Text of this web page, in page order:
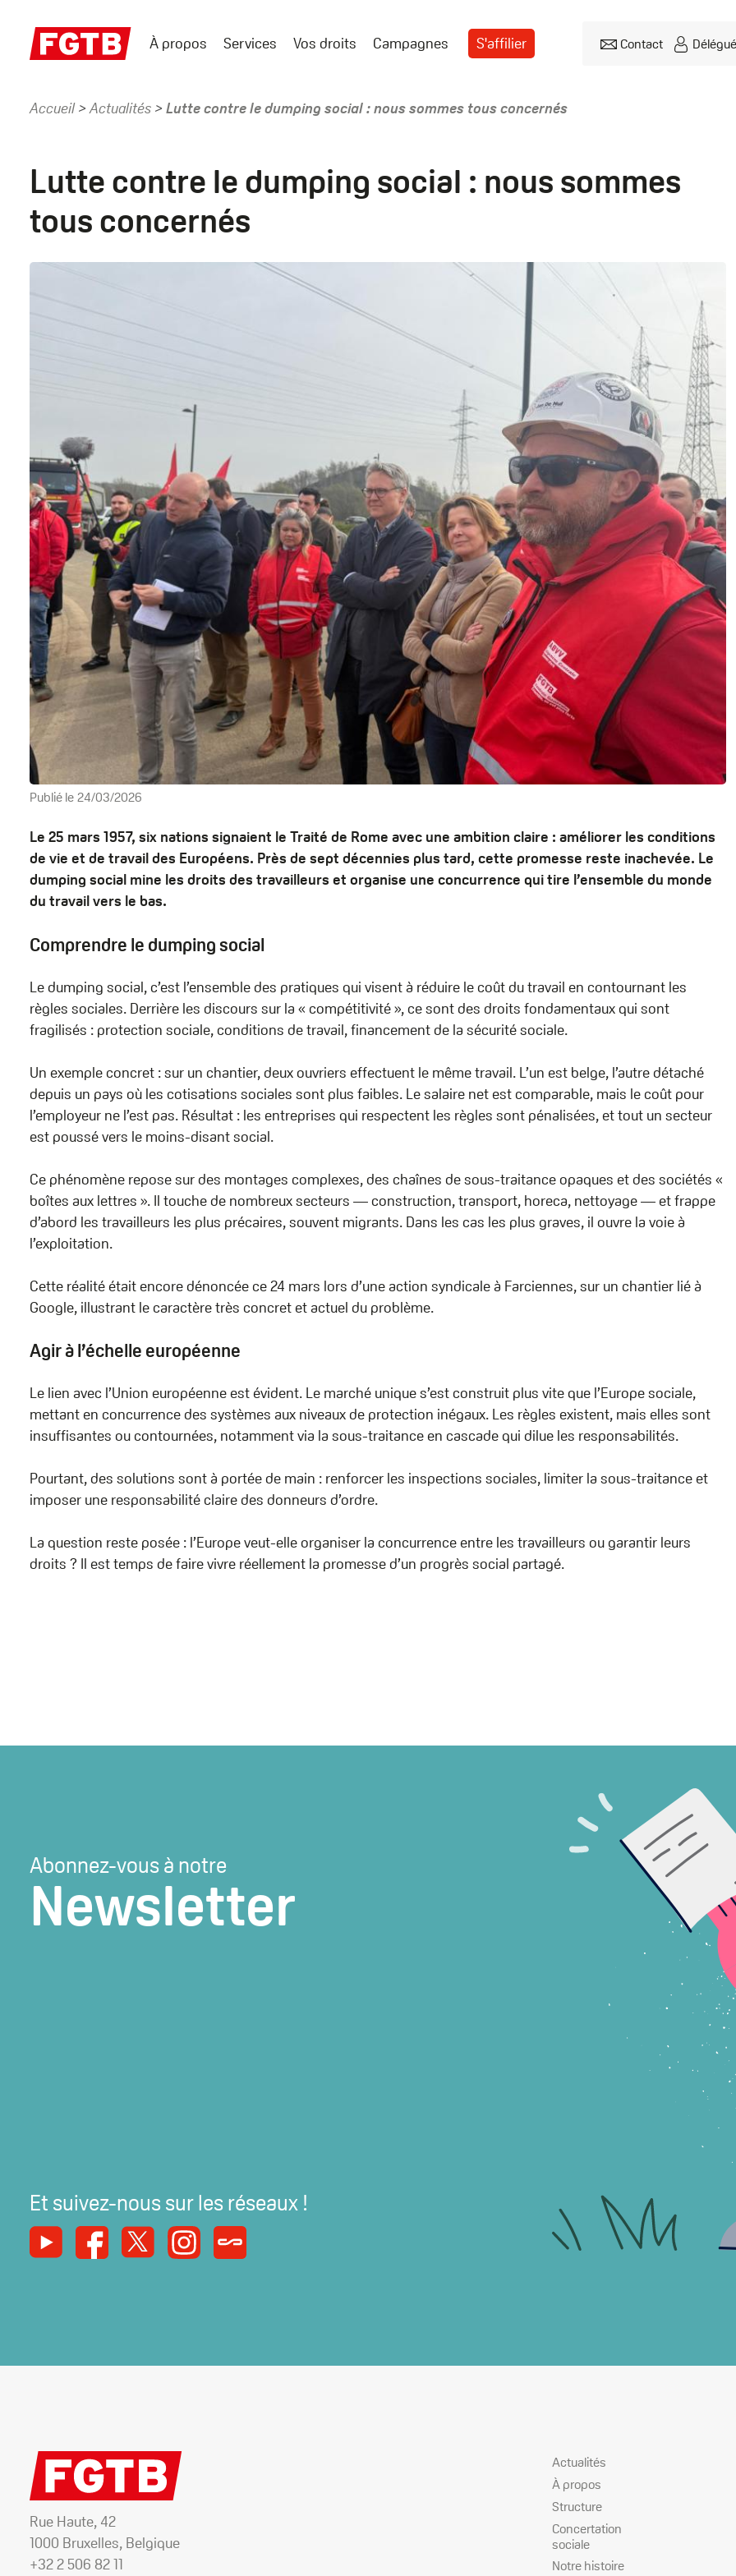
contenu
À propos Services Vos droits Campagnes S'affilier Contact
Accueil Actualités Lutte contre le dumping social : nous sommes tous concernés
Lutte contre le dumping social : nous sommes
tous concernés
Publié le24/03/2026
Le 25 mars 1957, six nations signaient le Traité de Rome avec une ambition claire : améliorer les conditions
de vie et de travail des Européens. Près de sept décennies plus tard, cette promesse reste inachevée. Le
dumping social mine les droits des travailleurs et organise une concurrence qui tire l’ensemble du monde
du travail vers le bas.
Comprendre le dumping social
Le dumping social, c’est l’ensemble des pratiques qui visent à réduire le coût du travail en contournant les
règles sociales. Derrière les discours sur la « compétitivité », ce sont des droits fondamentaux qui sont
fragilisés : protection sociale, conditions de travail, financement de la sécurité sociale.
Un exemple concret : sur un chantier, deux ouvriers effectuent le même travail. L’un est belge, l’autre détaché
depuis un pays où les cotisations sociales sont plus faibles. Le salaire net est comparable, mais le coût pour
l’employeur ne l’est pas. Résultat : les entreprises qui respectent les règles sont pénalisées, et tout un secteur
est poussé vers le moins-disant social.
Ce phénomène repose sur des montages complexes, des chaînes de sous-traitance opaques et des sociétés «
boîtes aux lettres ». Il touche de nombreux secteurs — construction, transport, horeca, nettoyage — et frappe
d’abord les travailleurs les plus précaires, souvent migrants. Dans les cas les plus graves, il ouvre la voie à
l’exploitation.
Cette réalité était encore dénoncée ce 24 mars lors d’une action syndicale à Farciennes, sur un chantier lié à
Google, illustrant le caractère très concret et actuel du problème.
Agir à l’échelle européenne
Le lien avec l’Union européenne est évident. Le marché unique s’est construit plus vite que l’Europe sociale,
mettant en concurrence des systèmes aux niveaux de protection inégaux. Les règles existent, mais elles sont
insuffisantes ou contournées, notamment via la sous-traitance en cascade qui dilue les responsabilités.
Pourtant, des solutions sont à portée de main : renforcer les inspections sociales, limiter la sous-traitance et
imposer une responsabilité claire des donneurs d’ordre.
La question reste posée : l’Europe veut-elle organiser la concurrence entre les travailleurs ou garantir leurs
droits ? Il est temps de faire vivre réellement la promesse d’un progrès social partagé.
Abonnez-vous à notre
Newsletter
Et suivez-nous sur les réseaux !
YoutubeFacebook
X InstagramSyndicats Magazine
Rue Haute, 42
1000 Bruxelles, Belgique
+32 2 506 82 11
Plan
du
site
Actualités
À propos
Structure
Concertation
sociale
Notre histoire